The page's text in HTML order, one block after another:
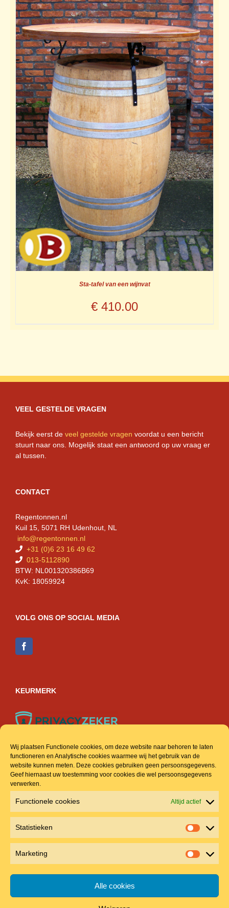
Wij plaatsen Functionele cookies, om deze website naar behoren te laten
functioneren en Analytische cookies waarmee wij het gebruik van de
website kunnen meten. Deze cookies gebruiken geen persoonsgegevens.
Geef hiernaast uw toestemming voor cookies die wel persoonsgegevens
verwerken.
Functionele cookies Altijd actief
Statistieken
Marketing
Alle cookies
Sta-tafel van een wijnvat
€ 410.00
VEEL GESTELDE VRAGEN
Bekijk eerst de veel gestelde vragen voordat u een bericht
stuurt naar ons. Mogelijk staat een antwoord op uw vraag er
al tussen.
CONTACT
Regentonnen.nl
Kuil 15, 5071 RH Udenhout, NL
info@regentonnen.nl
+31 (0)6 23 16 49 62
013-5112890
BTW: NL001320386B69
KvK: 18059924
VOLG ONS OP SOCIAL MEDIA
KEURMERK
ACCOUNT & INFO
Veel gestelde vragen
Winkelmand
Algemene voorwaarden
Privacyreglement